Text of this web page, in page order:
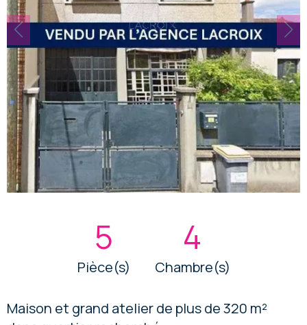
5
Pièce(s)
4
Chambre(s)
Maison et grand atelier de plus de 320 m²